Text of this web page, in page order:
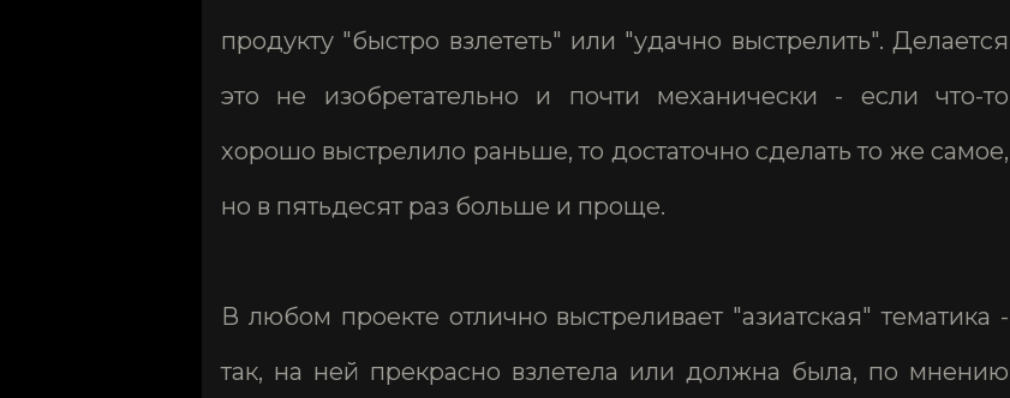
продукту "быстро взлететь" или "удачно выстрелить". Делается
это не изобретательно и почти механически - если что-то
хорошо выстрелило раньше, то достаточно сделать то же самое,
но в пятьдесят раз больше и проще.
В любом проекте отлично выстреливает "азиатская" тематика -
так, на ней прекрасно взлетела или должна была, по мнению